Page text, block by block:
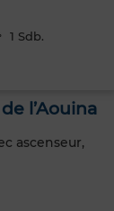
1 Sdb.
l’Aouina
ascenseur,